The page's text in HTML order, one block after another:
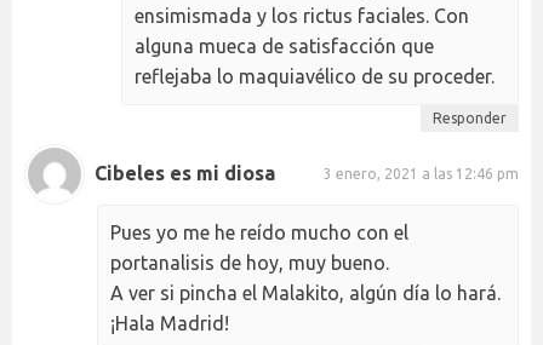
ensimismada y los rictus faciales. Con
alguna mueca de satisfacción que
reflejaba lo maquiavélico de su proceder.
Responder
Cibeles es mi diosa 3 enero, 2021 a las 12:46 pm
Pues yo me he reído mucho con el
portanalisis de hoy, muy bueno.
A ver si pincha el Malakito, algún día lo hará.
¡Hala Madrid!